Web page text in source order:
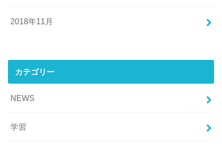
2018年11月
カテゴリー
NEWS
学習